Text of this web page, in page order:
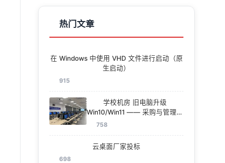
热门文章
在 Windows 中使用 VHD 文件进行启动（原
生启动）
915
学校机房 旧电脑升级
Win10/Win11 —— 采购与管理一
758
云桌面厂家投标
698